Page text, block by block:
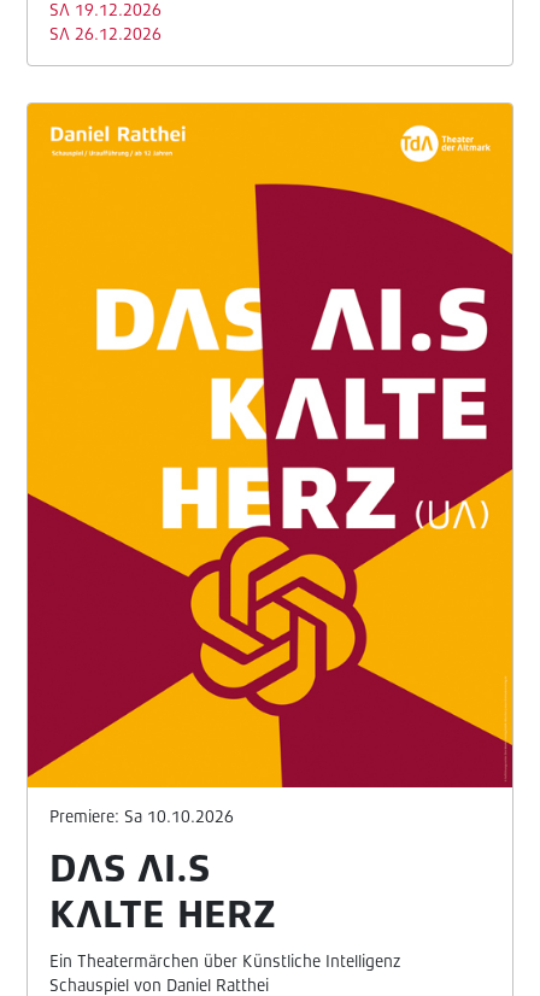
SA 19.12.2026
SA 26.12.2026
Premiere: Sa 10.10.2026
DAS AI.S
KALTE HERZ
Ein Theatermärchen über Künstliche Intelligenz
Schauspiel von Daniel Ratthei